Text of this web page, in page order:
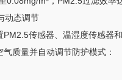
动态调节
PM2.5传感器、温湿度传感器
质量并自动调节防护模式：